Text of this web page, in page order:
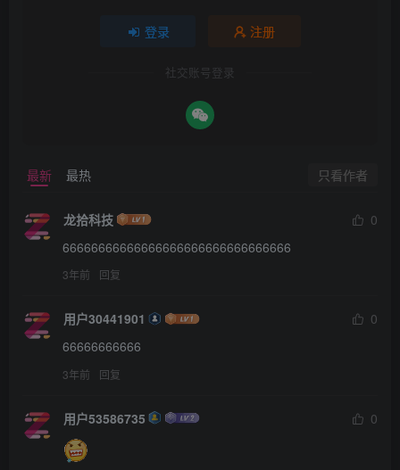
登录 注册
社交账号登录
最新 最热 只看作者
龙拾科技
0
66666666666666666666666666666666
3年前 回复
用户30441901
0
66666666666
3年前 回复
用户53586735 0